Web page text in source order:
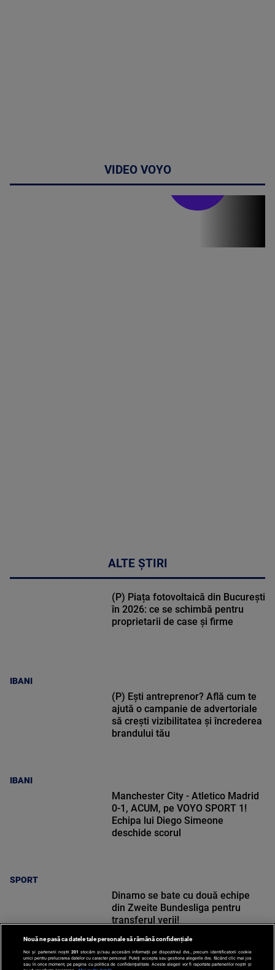
VIDEO VOYO
ALTE ȘTIRI
IBANI
(P) Piața fotovoltaică din București
în 2026: ce se schimbă pentru
proprietarii de case și firme
IBANI
(P) Ești antreprenor? Află cum te
ajută o campanie de advertoriale
să crești vizibilitatea și încrederea
brandului tău
SPORT
Manchester City - Atletico Madrid
0-1, ACUM, pe VOYO SPORT 1!
Echipa lui Diego Simeone
deschide scorul
Dinamo se bate cu două echipe
din Zweite Bundesliga pentru
transferul verii!
Nouă ne pasă ca datele tale personale să rămână confidențiale
Noi și partenerii noștri 201 stocăm și/sau accesăm informații pe dispozitivul dvs., precum identificatorii cookie
unici pentru prelucrarea datelor cu caracter personal. Puteți accepta sau gestiona alegerile dvs. făcând clic mai jos
sau în orice moment, pe pagina cu politica de confidențialitate. Aceste alegeri vor fi raportate partenerilor noștri și